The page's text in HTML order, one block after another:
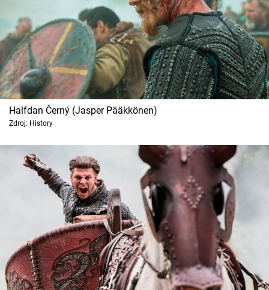
Halfdan Černý (Jasper Pääkkönen)
Zdroj: History